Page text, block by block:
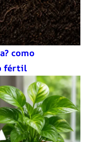
como
fértil